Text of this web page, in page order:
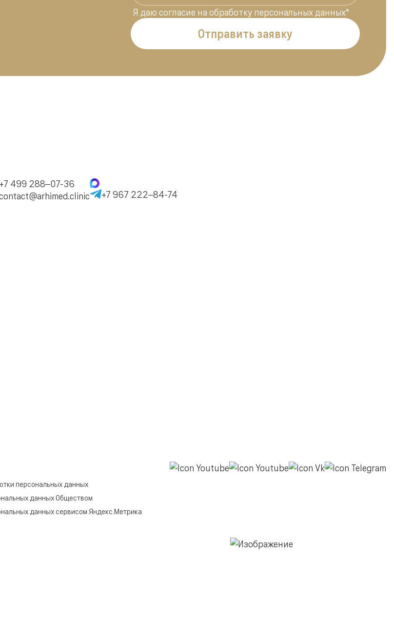
Я даю согласие на обработку персональных данных*
Отправить заявку
+7 499 288–07-36
+7 967 222–84-74
персональных данных
данных Обществом
данных сервисом Яндекс.Метрика